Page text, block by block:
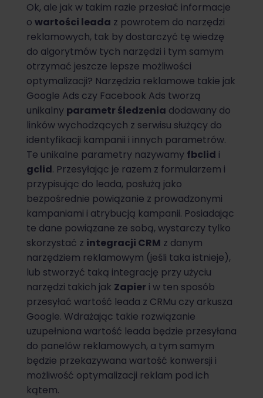
Ok, ale jak w takim razie przesłać informacje
o wartości leada z powrotem do narzędzi
reklamowych, tak by dostarczyć tę wiedzę
do algorytmów tych narzędzi i tym samym
otrzymać jeszcze lepsze możliwości
optymalizacji? Narzędzia reklamowe takie jak
Google Ads czy Facebook Ads tworzą
unikalny parametr śledzenia dodawany do
linków wychodzących z serwisu służący do
identyfikacji kampanii i innych parametrów.
Te unikalne parametry nazywamy fbclid i
gclid. Przesyłając je razem z formularzem i
przypisując do leada, posłużą jako
bezpośrednie powiązanie z prowadzonymi
kampaniami i atrybucją kampanii. Posiadając
te dane powiązane ze sobą, wystarczy tylko
skorzystać z integracji CRM z danym
narzędziem reklamowym (jeśli taka istnieje),
lub stworzyć taką integrację przy użyciu
narzędzi takich jak Zapier i w ten sposób
przesyłać wartość leada z CRMu czy arkusza
Google. Wdrażając takie rozwiązanie
uzupełniona wartość leada będzie przesyłana
do panelów reklamowych, a tym samym
będzie przekazywana wartość konwersji i
możliwość optymalizacji reklam pod ich
kątem.